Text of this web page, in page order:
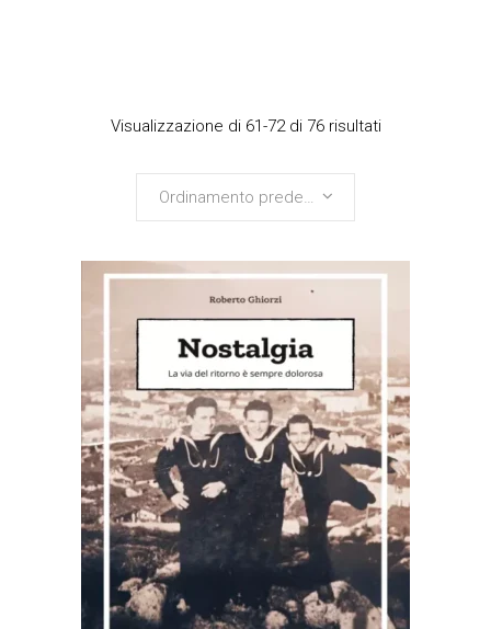
Visualizzazione di 61-72 di 76 risultati
Ordinamento predefinito